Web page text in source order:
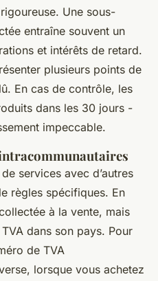
Une sous-
entraîne souvent un
et intérêts de retard.
plusieurs points de
En cas de contrôle, les
dans les 30 jours -
impeccable.
services avec d’autres
règles spécifiques. En
à la vente, mais
TVA dans son pays. Pour
de TVA
lorsque vous achetez